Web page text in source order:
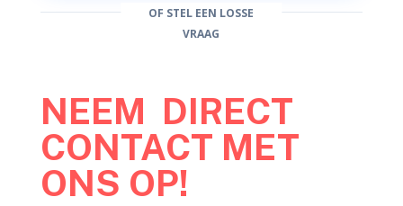
OF STEL EEN LOSSE
VRAAG
NEEM DIRECT
CONTACT MET
ONS OP!